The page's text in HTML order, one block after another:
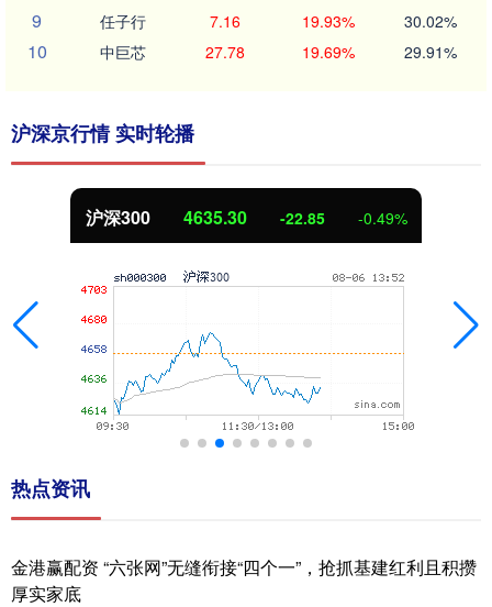
9 任子行 7.16 19.93% 30.02%
10 中巨芯 27.78 19.69% 29.91%
沪深京行情 实时轮播
沪深300 4635.30 -22.85 -0.49%
热点资讯
金港赢配资 “六张网”无缝衔接“四个一”，抢抓基建红利且积攒
厚实家底